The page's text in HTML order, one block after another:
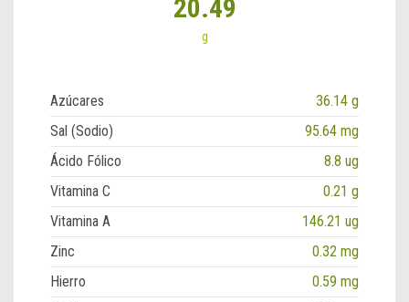
20.49
g
Azúcares
36.14 g
Sal (Sodio)
95.64 mg
Ácido Fólico
8.8 ug
Vitamina C
0.21 g
Vitamina A
146.21 ug
Zinc
0.32 mg
Hierro
0.59 mg